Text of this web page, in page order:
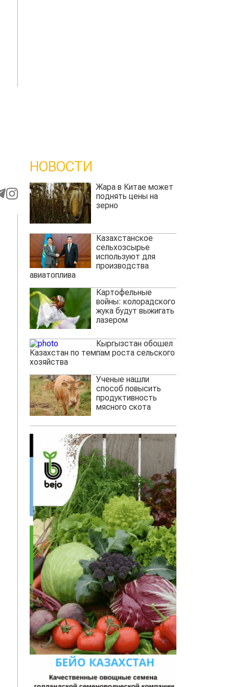
НОВОСТИ
Жара в Китае может
поднять цены на
зерно
Казахстанское
сельхозсырье
используют для
производства
авиатоплива
Картофельные
войны: колорадского
жука будут выжигать
лазером
Кыргызстан обошел
Казахстан по темпам роста сельского
хозяйства
Ученые нашли
способ повысить
продуктивность
мясного скота